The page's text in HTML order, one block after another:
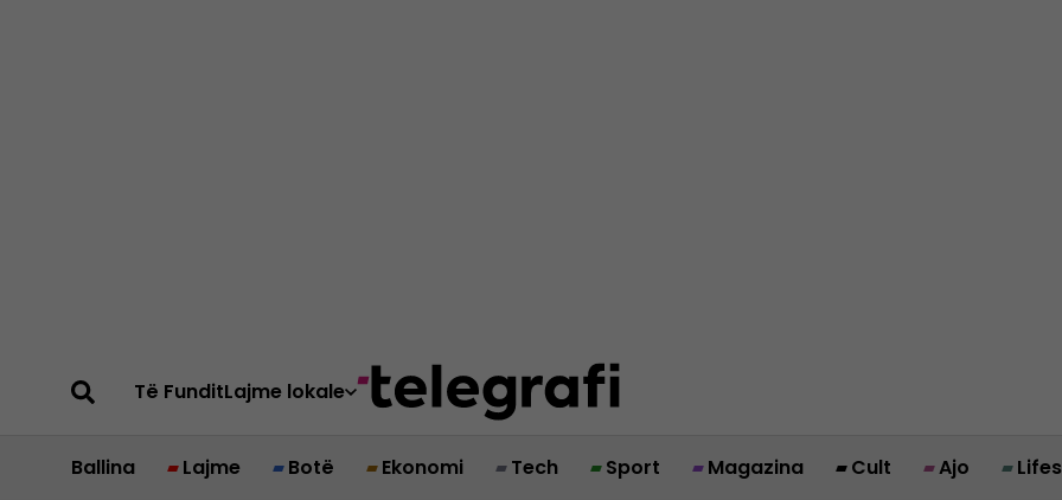
Të FunditLajme lokale
Ballina Lajme Botë Ekonomi Tech Sport Magazina Cult Ajo